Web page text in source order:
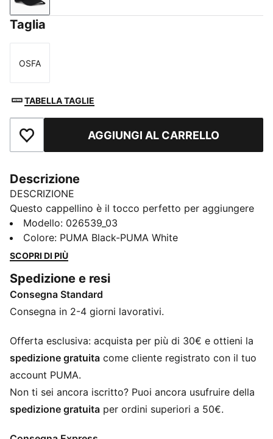
Taglia
Taglia
OSFA
TABELLA TAGLIE
Aggiungi ai PreferitiAGGIUNGI AL CARRELLO
Descrizione
DESCRIZIONE
Questo cappellino è il tocco perfetto per aggiungere
un pizzico di spirito di squadra a qualsiasi outfit. Con i
colori del tuo club ben in vista, ti permette di mostrare
la tua fedeltà ovunque tu sia. Che tu stia allo stadio, in
giornata di sole, questo accessorio unisce comfort e
stile, per rappresentare la tua squadra con orgoglio.
CARATTERISTICHE + VANTAGGI
DETTAGLI
Prodotto con licenza ufficiale
Cappellino da baseball con visiera curva
Chiusura regolabile con clip in metallo per una
vestibilità personalizzata
Modello: 026539_03
Colore: PUMA Black-PUMA White
SCOPRI DI PIÙ
Spedizione e resi
Consegna Standard
Consegna in 2-4 giorni lavorativi.
Offerta esclusiva: acquista per più di 30€ e ottieni la
spedizione gratuita come cliente registrato con il tuo
account PUMA.
Non ti sei ancora iscritto? Puoi ancora usufruire della
spedizione gratuita per ordini superiori a 50€.